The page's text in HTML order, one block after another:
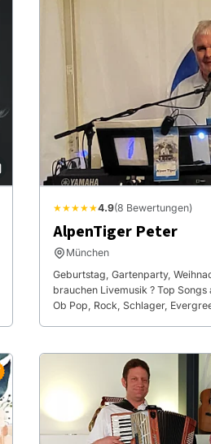
★★★★★4.9(8 Bewertungen)
AlpenTiger Peter
München
Geburtstag, Gartenparty,
brauchen Livemusik ? Top
Ob Pop, Rock, Schlager,